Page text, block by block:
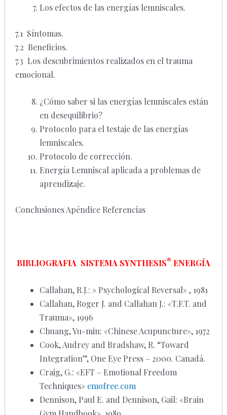
Los efectos de las energías lemniscales.
7.1 Síntomas.
7.2 Beneficios.
7.3 Los descubrimientos realizados en el trauma
emocional.
¿Cómo saber si las energías lemniscales están
en desequilibrio?
Protocolo para el testaje de las energías
lemniscales.
Protocolo de corrección.
Energía Lemniscal aplicada a problemas de
aprendizaje.
Conclusiones Apéndice Referencias
BIBLIOGRAFIA SISTEMA SYNTHESIS® ENERGÍA
Callahan, R.J.: » Psychological Reversal» , 1981
Callahan, Roger J. and Callahan J.: «T.F.T. and
Trauma», 1996
Chuang, Yu-min: «Chinese Acupuncture», 1972
Cook, Audrey and Bradshaw, R. “Toward
Integration”, One Eye Press – 2000. Canadá.
Craig, G.: «EFT – Emotional Freedom
Techniques» emofree.com
Dennison, Paul E. and Dennison, Gail: «Brain